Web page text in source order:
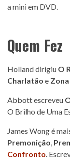
a mini em DVD.
Quem Fez
Holland dirigiu O
Charlatão e
Abbott escreveu
O Brilho de Uma
James Wong é
Premonição,
Confronto.